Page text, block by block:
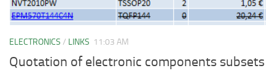
ELECTRONICS / LINKS 11:03 AM
Quotation of electronic components subsets